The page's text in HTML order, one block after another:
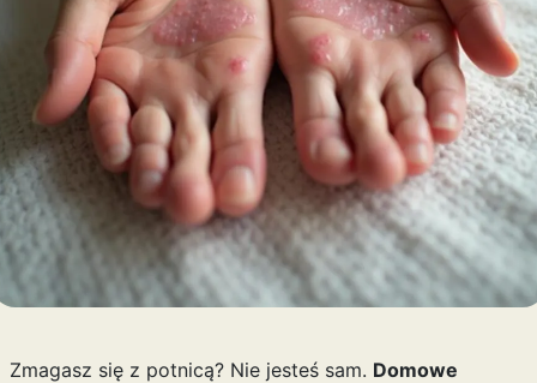
Zmagasz się z potnicą? Nie jesteś sam. Domowe